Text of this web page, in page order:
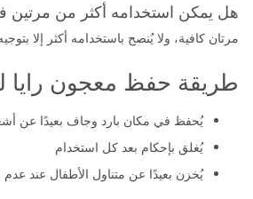
هل يمكن استخدامه أكثر من مرتين
مرتان كافية، ولا يُنصح باستخدامه أكثر إلا
طريقة حفظ معجون رايا
يُحفظ في مكان بارد وجاف بعيدًا عن
يُغلق بإحكام بعد كل استخدام
يُخزن بعيدًا عن متناول الأطفال عند عدم